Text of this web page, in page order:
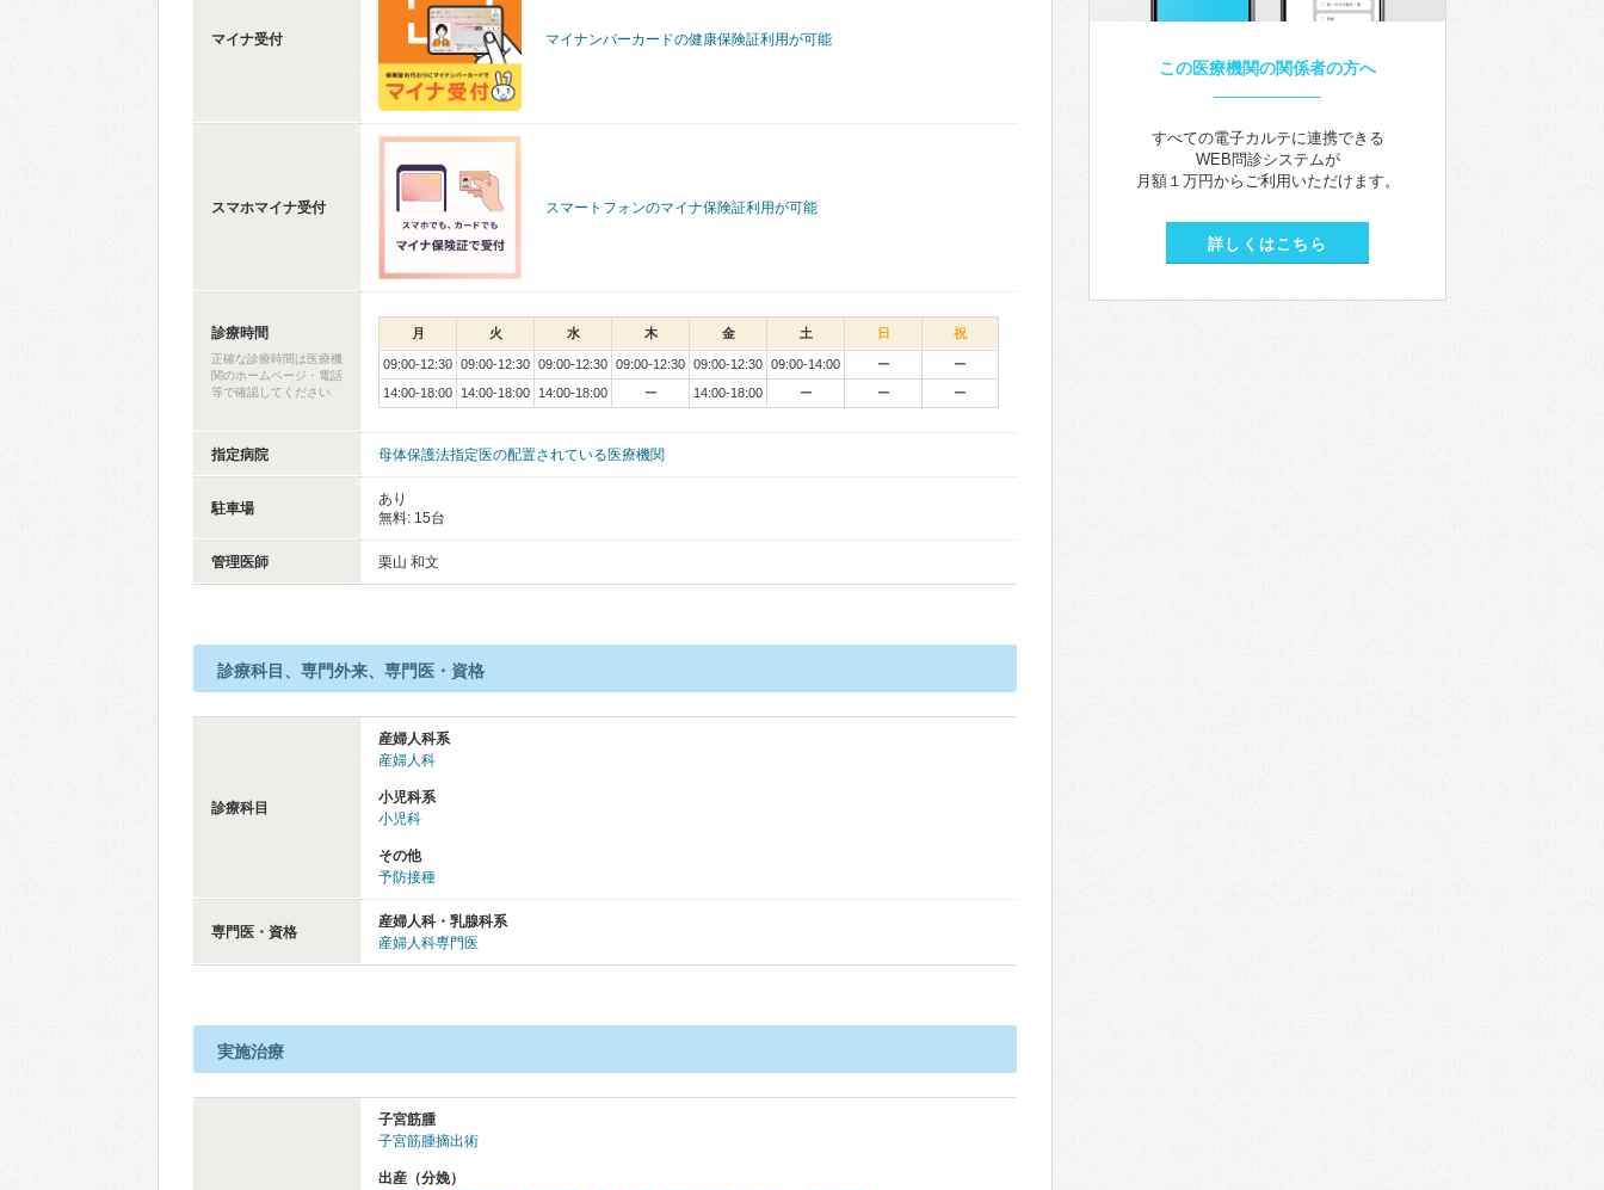
マイナ受付 マイナンバーカードの健康保険証利用が可能
スマホマイナ受付 スマートフォンのマイナ保険証利用が可能
診療時間
正確な診療時間は医療機
関のホームページ・電話
等で確認してください
月 火 水 木 金 土 日 祝
09:00-12:30 09:00-12:30 09:00-12:30 09:00-12:30 09:00-12:30 09:00-14:00 ー
ー
14:00-18:00
14:00-18:00 14:00-18:00 ー 14:00-18:00 ー ー ー
指定病院 母体保護法指定医の配置されている医療機関
駐車場
あり
無料: 15台
管理医師 栗山 和文
診療科目、専門外来、専門医・資格
診療科目
産婦人科系
産婦人科
小児科系
小児科
その他
予防接種
専門医・資格
産婦人科・乳腺科系
産婦人科専門医
実施治療
子宮筋腫
子宮筋腫摘出術
出産（分娩）
この医療機関の関係者の方へ
すべての電子カルテに連携できる
WEB問診システムが
月額１万円からご利用いただけます。
詳しくはこちら